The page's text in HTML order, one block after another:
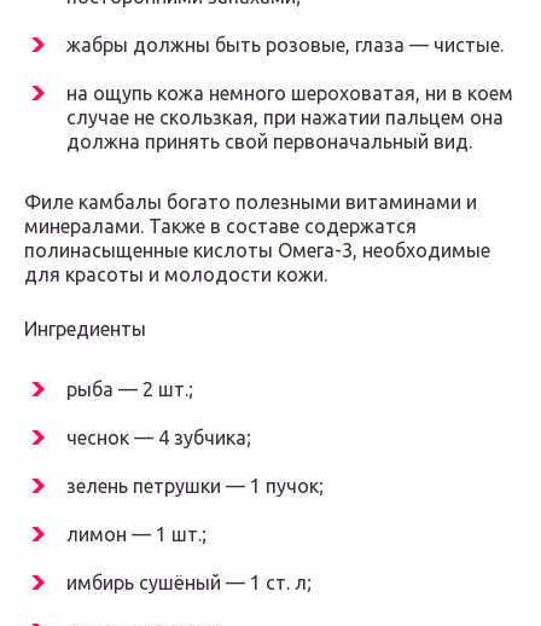
жабры должны быть розовые, глаза — чистые.
на ощупь кожа немного шероховатая, ни в коем
случае не скользкая, при нажатии пальцем она
должна принять свой первоначальный вид.
Филе камбалы богато полезными витаминами и
минералами. Также в составе содержатся
полинасыщенные кислоты Омега-3, необходимые
для красоты и молодости кожи.
Ингредиенты
рыба — 2 шт.;
чеснок — 4 зубчика;
зелень петрушки — 1 пучок;
лимон — 1 шт.;
имбирь сушёный — 1 ст. л;